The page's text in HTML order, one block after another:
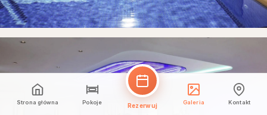
Strona główna Pokoje Rezerwuj Galeria Kontakt